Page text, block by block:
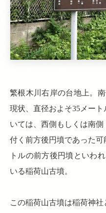
繁根木川右岸の台地上。
現状、直径およそ35メー
いては、西側もしくは南
付く前方後円墳であった
トルの前方後円墳といわ
いる稲荷山古墳。
この稲荷山古墳は稲荷神社